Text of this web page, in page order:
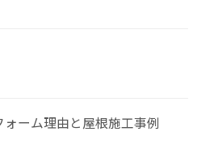
ーム理由と屋根施工事例